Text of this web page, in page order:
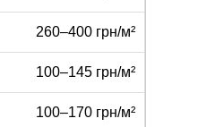
260–400 грн/м²
100–145 грн/м²
100–170 грн/м²